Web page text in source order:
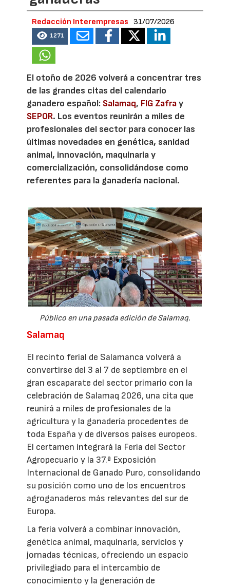
Redacción Interempresas 31/07/2026
1271
El otoño de 2026 volverá a concentrar tres
de las grandes citas del calendario
ganadero español: Salamaq, FIG Zafray
SEPOR. Los eventos reunirán a miles de
profesionales del sector para conocer las
últimas novedades en genética, sanidad
animal, innovación, maquinaria y
comercialización, consolidándose como
referentes para la ganadería nacional.
Público en una pasada edición de Salamaq.
Salamaq
El recinto ferial de Salamanca volverá a
convertirse del 3 al 7 de septiembre en el
gran escaparate del sector primario con la
celebración de Salamaq 2026, una cita que
reunirá a miles de profesionales de la
agricultura y la ganadería procedentes de
toda España y de diversos países europeos.
El certamen integrará la Feria del Sector
Agropecuario y la 37.ª Exposición
Internacional de Ganado Puro, consolidando
su posición como uno de los encuentros
agroganaderos más relevantes del sur de
Europa.
La feria volverá a combinar innovación,
genética animal, maquinaria, servicios y
jornadas técnicas, ofreciendo un espacio
privilegiado para el intercambio de
conocimiento y la generación de